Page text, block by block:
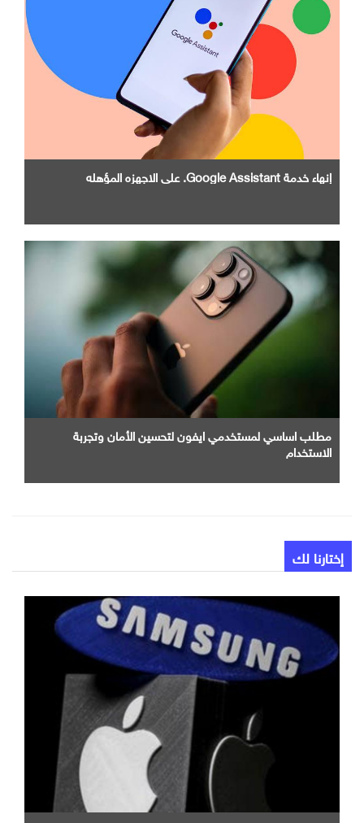
إنهاء خدمة Google Assistant. علي الاجهزه المؤهله
مطلب اساسي لمستخدمي ايفون لتحسين الأمان وتجربة
الاستخدام
إختارنا لك